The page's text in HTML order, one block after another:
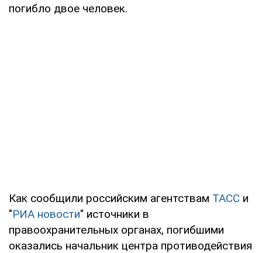
погибло двое человек.
Как сообщили российским агентствам ТАСС и
"РИА новости" источники в
правоохранительных органах, погибшими
оказались начальник центра противодействия